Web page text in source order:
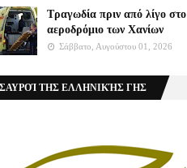
Τραγωδία πριν από λίγο στο
αεροδρόμιο των Χανίων
Σάββατο, Αυγούστου 01, 2026
ΤΗΣ ΕΛΛΗΝΙΚΉΣ ΓΗΣ